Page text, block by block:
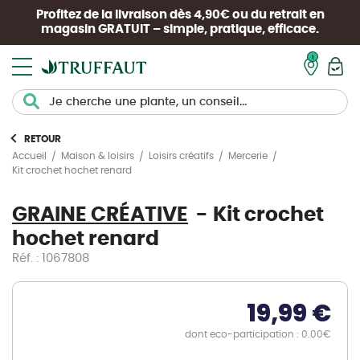
Profitez de la livraison dès 4,90€ ou du retrait en
magasin GRATUIT – simple, pratique, efficace.
RETOUR
Accueil
Maison & loisirs Loisirs créatifs
Mercerie
Kit crochet hochet renard
GRAINE CRÉATIVE
Kit crochet
hochet renard
Réf. : 1067808
19,99 €
dont eco-participation : 0.00€